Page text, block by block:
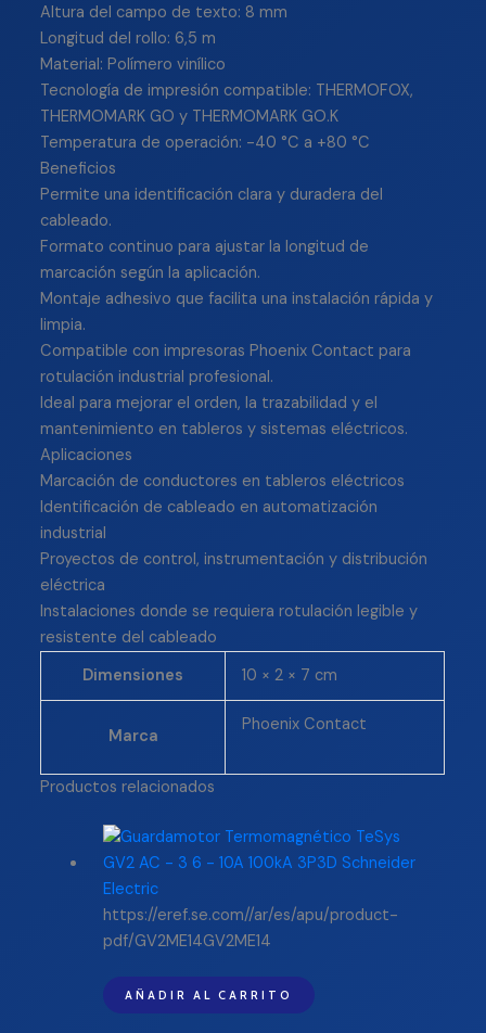
Altura del campo de texto: 8 mm
Longitud del rollo: 6,5 m
Material: Polímero vinílico
Tecnología de impresión compatible: THERMOFOX,
THERMOMARK GO y THERMOMARK GO.K
Temperatura de operación: -40 °C a +80 °C
Beneficios
Permite una identificación clara y duradera del
cableado.
Formato continuo para ajustar la longitud de
marcación según la aplicación.
Montaje adhesivo que facilita una instalación rápida y
limpia.
Compatible con impresoras Phoenix Contact para
rotulación industrial profesional.
Ideal para mejorar el orden, la trazabilidad y el
mantenimiento en tableros y sistemas eléctricos.
Aplicaciones
Marcación de conductores en tableros eléctricos
Identificación de cableado en automatización
industrial
Proyectos de control, instrumentación y distribución
eléctrica
Instalaciones donde se requiera rotulación legible y
resistente del cableado
Dimensiones
10 × 2 × 7 cm
Marca
Phoenix Contact
Productos relacionados
https://eref.se.com//ar/es/apu/product-
pdf/GV2ME14GV2ME14
AÑADIR AL CARRITO